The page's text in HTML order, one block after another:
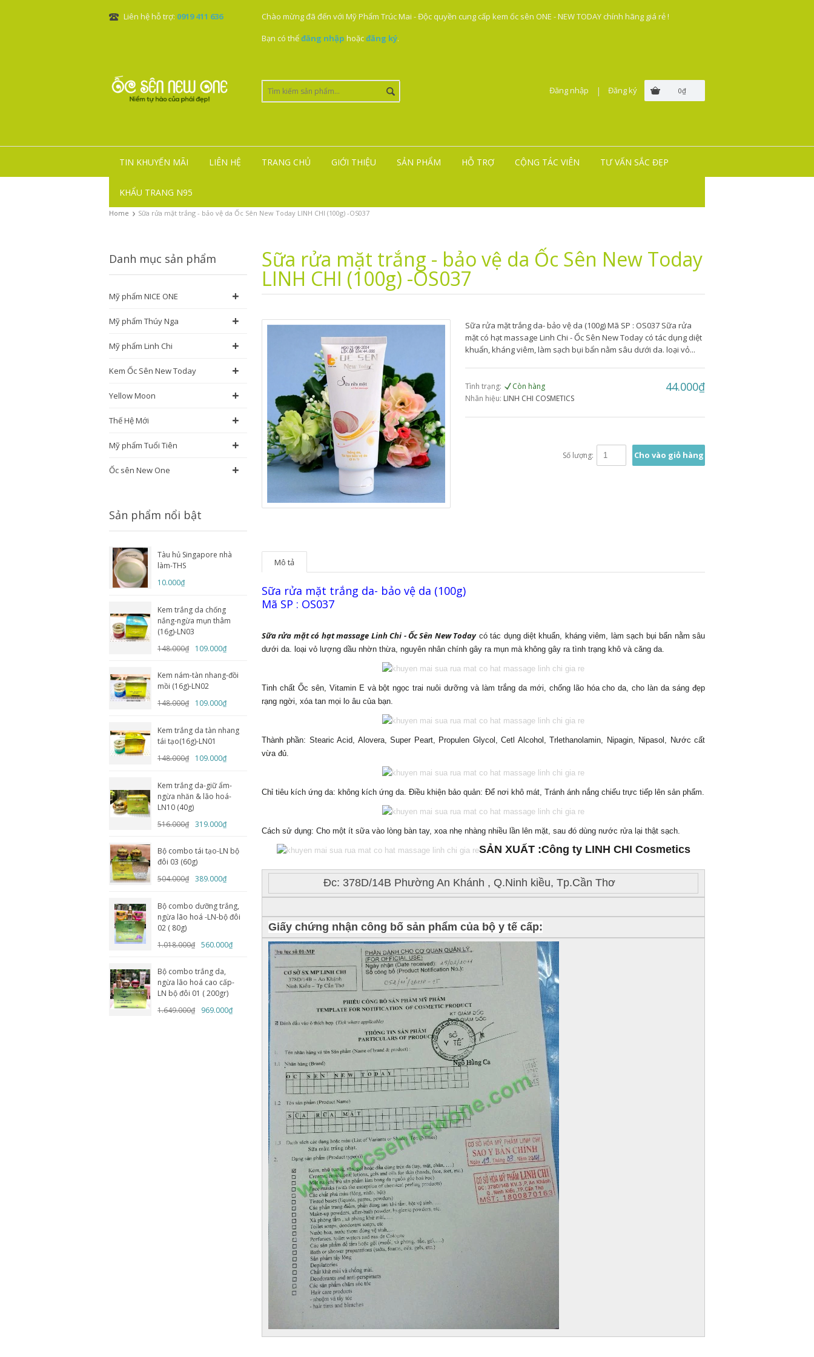
Liên hệ hỗ trợ: 0919 411 636
Chào mừng đã đến với Mỹ Phẩm Trúc Mai - Độc quyền cung cấp kem ốc sên ONE - NEW TODAY chính hãng giá rẻ !
Bạn có thểđăng nhập hoặcđăng ký.
0₫
Đăng nhập | Đăng ký
TIN KHUYẾN MÃI LIÊN HỆ TRANG CHỦ GIỚI THIỆU SẢN PHẨM HỖ TRỢ CỘNG TÁC VIÊN TƯ VẤN SẮC ĐẸP
KHẨU TRANG N95
Home › Sữa rửa mặt trắng - bảo vệ da Ốc Sên New Today LINH CHI (100g) -OS037
Sữa rửa mặt trắng - bảo vệ da Ốc Sên New Today
LINH CHI (100g) -OS037
Sữa rửa mặt trắng da- bảo vệ da (100g) Mã SP : OS037 Sữa rửa
mặt có hạt massage Linh Chi - Ốc Sên New Today có tác dụng diệt
khuẩn, kháng viêm, làm sạch bụi bẩn nằm sâu dưới da. loại vỏ...
Tình trạng:
Còn hàng
Nhãn hiệu: LINH CHI COSMETICS
44.000₫
Cho vào giỏ hàng
Số lượng:
Mô tả
Sữa rửa mặt trắng da- bảo vệ da (100g)
Mã SP : OS037
Sữa rửa mặt có hạt massage Linh Chi - Ốc Sên New Todaycó tác dụng diệt khuẩn, kháng viêm, làm sạch bụi bẩn nằm sâu
dưới da. loại vỏ lượng dầu nhờn thừa, nguyên nhân chính gây ra mụn mà không gây ra tình trạng khô và căng da.
Tinh chất Ốc sên, Vitamin E và bột ngọc trai nuôi dưỡng và làm trắng da mới, chống lão hóa cho da, cho làn da sáng đẹp
rạng ngời, xóa tan mọi lo âu của bạn.
Thành phần: Stearic Acid, Alovera, Super Peart, Propulen Glycol, Cetl Alcohol, Trlethanolamin, Nipagin, Nipasol, Nước cất
vừa đủ.
Chỉ tiêu kích ứng da: không kích ứng da. Điều khiện bảo quản: Để nơi khô mát, Tránh ánh nắng chiếu trực tiếp lên sản phẩm.
Cách sử dụng: Cho một ít sữa vào lòng bàn tay, xoa nhẹ nhàng nhiều lần lên mặt, sau đó dùng nước rửa lại thật sạch.
SẢN XUẤT :Công ty LINH CHI Cosmetics
Đc: 378D/14B Phường An Khánh , Q.Ninh kiều, Tp.Cần Thơ
Giấy chứng nhận công bố sản phẩm của bộ y tế cấp:
Danh mục sản phẩm
Mỹ phẩm NICE ONE +
Mỹ phẩm Thúy Nga +
Mỹ phẩm Linh Chi +
Kem Ốc Sên New Today +
Yellow Moon +
Thế Hệ Mới +
Mỹ phẩm Tuổi Tiên +
Ốc sên New One +
Sản phẩm nổi bật
Tàu hủ Singapore nhà
làm-THS
10.000₫
Kem trắng da chống
nắng-ngừa mụn thâm
(16g)-LN03
148.000₫
109.000₫
Kem nám-tàn nhang-đồi
mồi (16g)-LN02
148.000₫
109.000₫
Kem trắng da tàn nhang
tái tạo(16g)-LN01
148.000₫
109.000₫
Kem trắng da-giữ ẩm-
ngừa nhăn & lão hoá-
LN10 (40g)
516.000₫ 319.000₫
Bộ combo tái tạo-LN bộ
đôi 03 (60g)
504.000₫ 389.000₫
Bộ combo dưỡng trắng,
ngừa lão hoá -LN-bộ đôi
02 ( 80g)
1.018.000₫ 560.000₫
Bộ combo trắng da,
ngừa lão hoá cao cấp-
LN bộ đôi 01 ( 200gr)
1.649.000₫
969.000₫